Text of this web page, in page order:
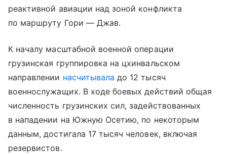
реактивной авиации над зоной конфликта
по маршруту Гори — Джав.
К началу масштабной военной операции
грузинская группировка на цхинвальском
направлении насчитывала до 12 тысяч
военнослужащих. В ходе боевых действий общая
численность грузинских сил, задействованных
в нападении на Южную Осетию, по некоторым
данным, достигала 17 тысяч человек, включая
резервистов.